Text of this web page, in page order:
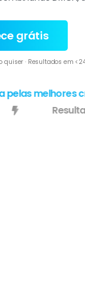
grátis
quiser · Resultados em
melhores